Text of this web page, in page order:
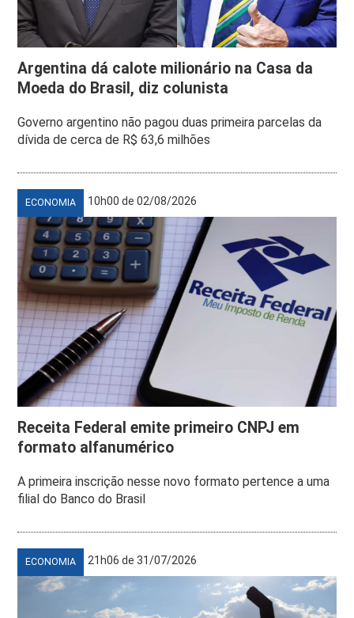
Argentina dá calote milionário na Casa da
Moeda do Brasil, diz colunista
Governo argentino não pagou duas primeira parcelas da
dívida de cerca de R$ 63,6 milhões
ECONOMIA 10h00 de 02/08/2026
Receita Federal emite primeiro CNPJ em
formato alfanumérico
A primeira inscrição nesse novo formato pertence a uma
filial do Banco do Brasil
ECONOMIA 21h06 de 31/07/2026